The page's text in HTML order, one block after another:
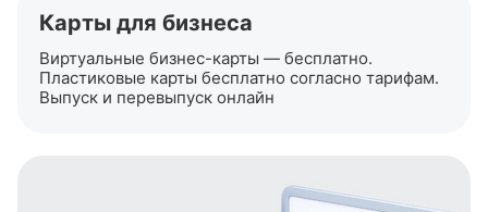
Карты для бизнеса
Виртуальные бизнес-карты — бесплатно.
Пластиковые карты бесплатно согласно тарифам.
Выпуск и перевыпуск онлайн